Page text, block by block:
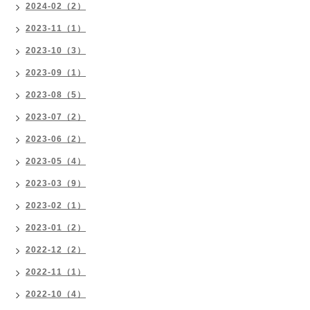
2024-02（2）
2023-11（1）
2023-10（3）
2023-09（1）
2023-08（5）
2023-07（2）
2023-06（2）
2023-05（4）
2023-03（9）
2023-02（1）
2023-01（2）
2022-12（2）
2022-11（1）
2022-10（4）